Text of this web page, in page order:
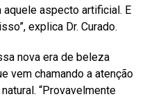
aspecto artificial. E
explica Dr. Curado.
nova era de beleza
vem chamando a atenção
“Provavelmente